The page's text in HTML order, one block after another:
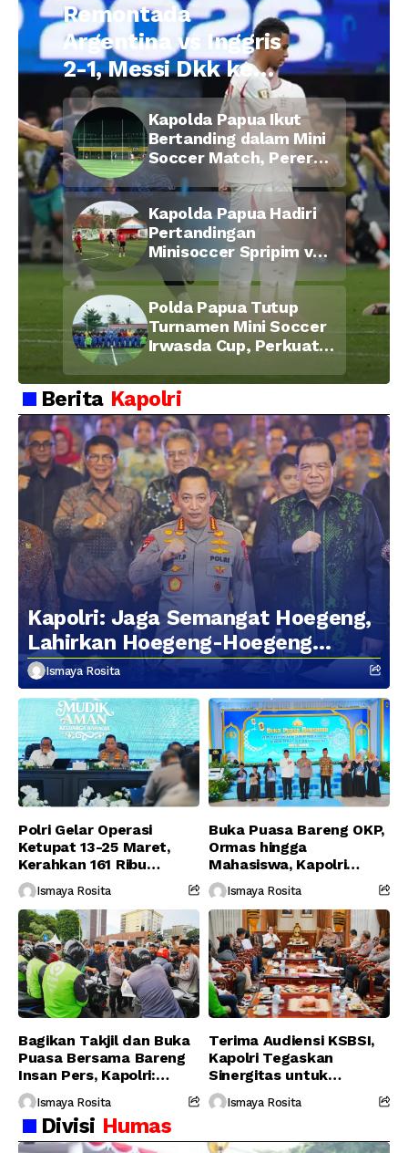
Remontada
Argentina vs Inggris
2-1, Messi Dkk ke
Final Piala Dunia
2026
Kapolda Papua Ikut
Bertanding dalam Mini
Soccer Match, Pererat
Kebersamaan Personel
di Bulan Ramadan
Kapolda Papua Hadiri
Pertandingan
Minisoccer Spripim vs
Bid Propam, Pererat
Soliditas dan
Kebersamaan Personel
Polda Papua Tutup
Turnamen Mini Soccer
Irwasda Cup, Perkuat
Kebersamaan Personel
Berita Kapolri
Kapolri: Jaga Semangat Hoegeng,
Lahirkan Hoegeng-Hoegeng
Berikutnya
Ismaya Rosita
Polri Gelar Operasi
Ketupat 13-25 Maret,
Kerahkan 161 Ribu
Personel Gabungan
Ismaya Rosita
Buka Puasa Bareng OKP,
Ormas hingga
Mahasiswa, Kapolri
Serukan Jaga
Persatuan-Dukung
Program Pemerintah
Ismaya Rosita
Bagikan Takjil dan Buka
Puasa Bersama Bareng
Insan Pers, Kapolri:
Suara Media Suara
Publik
Ismaya Rosita
Terima Audiensi KSBSI,
Kapolri Tegaskan
Sinergitas untuk
Perjuangkan Hak Buruh
Ismaya Rosita
Divisi Humas